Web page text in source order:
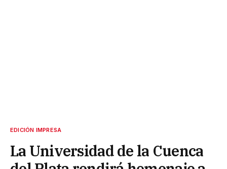
EDICIÓN IMPRESA
La Universidad de la Cuenca